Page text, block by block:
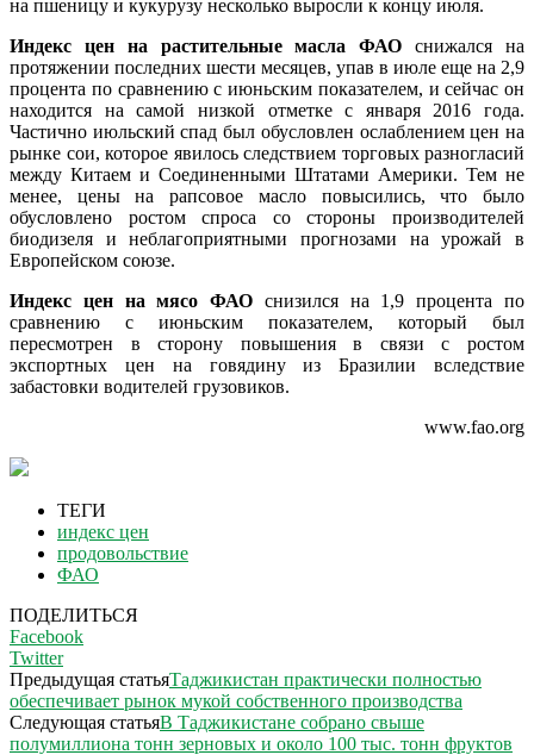
на пшеницу и кукурузу несколько выросли к концу июля.
Индекс цен на растительные масла ФАОснижался на
протяжении последних шести месяцев, упав в июле еще на 2,9
процента по сравнению с июньским показателем, и сейчас он
находится на самой низкой отметке с января 2016 года.
Частично июльский спад был обусловлен ослаблением цен на
рынке сои, которое явилось следствием торговых разногласий
между Китаем и Соединенными Штатами Америки. Тем не
менее, цены на рапсовое масло повысились, что было
обусловлено ростом спроса со стороны производителей
биодизеля и неблагоприятными прогнозами на урожай в
Европейском союзе.
Индекс цен на мясо ФАО снизился на 1,9 процента по
сравнению с июньским показателем, который был
пересмотрен в сторону повышения в связи с ростом
экспортных цен на говядину из Бразилии вследствие
забастовки водителей грузовиков.
www.fao.org
ТЕГИ
индекс цен
продовольствие
ФАО
ПОДЕЛИТЬСЯ
Facebook
Twitter
Предыдущая статьяТаджикистан практически полностью
обеспечивает рынок мукой собственного производства
Следующая статьяВ Таджикистане собрано свыше
полумиллиона тонн зерновых и около 100 тыс. тонн фруктов